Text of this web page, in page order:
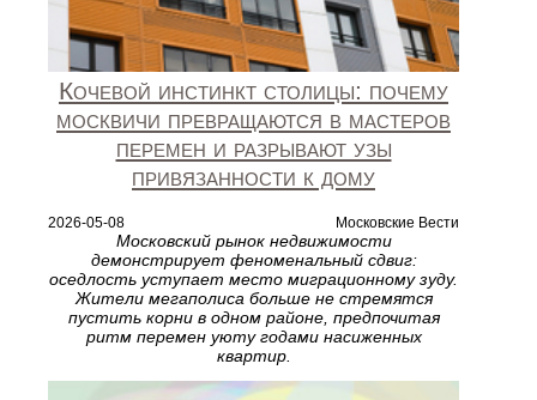
Кочевой инстинкт столицы: почему
москвичи превращаются в мастеров
перемен и разрывают узы
привязанности к дому
2026-05-08 Московские Вести
Московский рынок недвижимости
демонстрирует феноменальный сдвиг:
оседлость уступает место миграционному зуду.
Жители мегаполиса больше не стремятся
пустить корни в одном районе, предпочитая
ритм перемен уюту годами насиженных
квартир.